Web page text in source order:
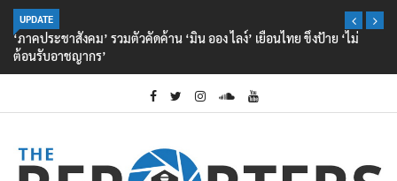
UPDATE
‘ภาคประชาสังคม’ รวมตัวคัดค้าน ‘มิน ออง ไลง์’ เยือนไทย ขึงป้าย ‘ไม่
ต้อนรับอาชญากร’